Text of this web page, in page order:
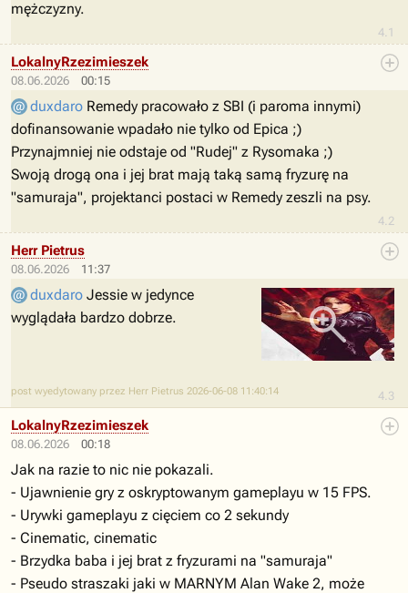
4.1
mężczyzny.
08.06.2026 00:15
4.2
LokalnyRzezimieszek
duxdaro Remedy pracowało z SBI (i paroma innymi)
dofinansowanie wpadało nie tylko od Epica ;)
Przynajmniej nie odstaje od "Rudej" z Rysomaka ;)
Swoją drogą ona i jej brat mają taką samą fryzurę na
"samuraja", projektanci postaci w Remedy zeszli na psy.
08.06.2026 11:37
4.3
Herr Pietrus
duxdaro Jessie w jedynce
wyglądała bardzo dobrze.
post wyedytowany przez Herr Pietrus 2026-06-08 11:40:14
08.06.2026 00:18
LokalnyRzezimieszek
Jak na razie to nic nie pokazali.
- Ujawnienie gry z oskryptowanym gameplayu w 15 FPS.
- Urywki gameplayu z cięciem co 2 sekundy
- Cinematic, cinematic
- Brzydka baba i jej brat z fryzurami na "samuraja"
- Pseudo straszaki jaki w MARNYM Alan Wake 2, może